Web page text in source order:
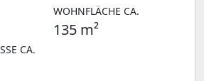
WOHNFLÄCHE CA.
135 m²
CA.